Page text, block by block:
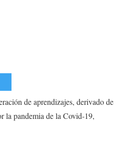
de aprendizajes, derivado de
la pandemia de la Covid-19,